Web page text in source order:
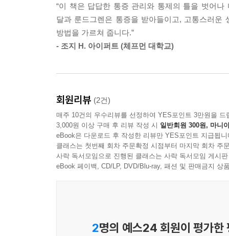
“이 책은 답답한 통증 관리와 통제의 틀을 벗어
달과 룬드그렌은 통증을 받아들이고, 고통스러운
방법을 가르쳐 줍니다.”
- 조지 H. 아이퍼트 (체프먼 대학교)
회원리뷰 (2건)
매주 10건의 우수리뷰를 선정하여 YES포인트 3만원을 드
3,000원 이상 구매 후 리뷰 작성 시 일반회원 300원, 마니
eBook은 다운로드 후 작성한 리뷰만 YES포인트 지급됩니
클래스는 첫번째 회차 주문확정 시점부터 마지막 회차 주
사락 독서모임으로 진행된 클래스는 사락 독서모임 게시
eBook 페이백, CD/LP, DVD/Blu-ray, 패션 및 판매금지 상
2명의 예스24 회원이 평가한